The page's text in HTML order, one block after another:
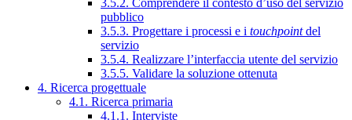
pubblico
3.5.3. Progettare i processi e i touchpointdel
servizio
3.5.4. Realizzare l’interfaccia utente del servizio
3.5.5. Validare la soluzione ottenuta
4. Ricerca progettuale
4.1. Ricerca primaria
4.1.1. Interviste